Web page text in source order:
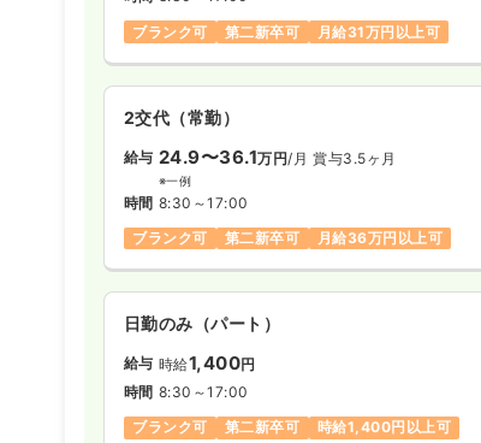
ブランク可
第二新卒可 月給31万円以上可
2交代（常勤）
給与 24.9〜36.1万円/月 賞与3.5ヶ月
※一例
時間 8:30～17:00
ブランク可
第二新卒可 月給36万円以上可
日勤のみ（パート）
給与 時給1,400円
時間 8:30～17:00
ブランク可
第二新卒可 時給1,400円以上可